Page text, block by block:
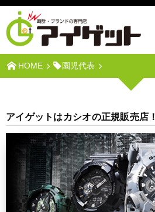
HOME 園児代表
アイゲットはカシオの正規販売店！